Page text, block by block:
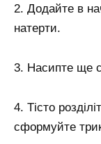
2. Додайте в
натерти.
3. Насипте ще
4. Тісто
сформуйте